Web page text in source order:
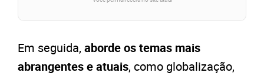
Em seguida, aborde os temas mais
abrangentes e atuais, como globalização,